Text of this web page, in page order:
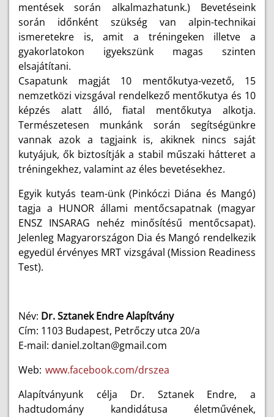
mentések során alkalmazhatunk.) Bevetéseink
során időnként szükség van alpin-technikai
ismeretekre is, amit a tréningeken illetve a
gyakorlatokon igyekszünk magas szinten
elsajátítani.
Csapatunk magját 10 mentőkutya-vezető, 15
nemzetközi vizsgával rendelkező mentőkutya és 10
képzés alatt álló, fiatal mentőkutya alkotja.
Természetesen munkánk során segítségünkre
vannak azok a tagjaink is, akiknek nincs saját
kutyájuk, ők biztosítják a stabil műszaki hátteret a
tréningekhez, valamint az éles bevetésekhez.
Egyik kutyás team-ünk (Pinkóczi Diána és Mangó)
tagja a HUNOR állami mentőcsapatnak (magyar
ENSZ INSARAG nehéz minősítésű mentőcsapat).
Jelenleg Magyarországon Dia és Mangó rendelkezik
egyedül érvényes MRT vizsgával (Mission Readiness
Test).
Név: Dr. Sztanek Endre Alapítvány
Cím: 1103 Budapest, Petrőczy utca 20/a
E-mail: daniel.zoltan@gmail.com
Web: www.facebook.com/drszea
Alapítványunk célja Dr. Sztanek Endre, a
hadtudomány kandidátusa életművének,